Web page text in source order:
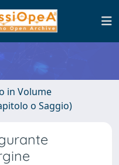
in Volume
o Saggio)